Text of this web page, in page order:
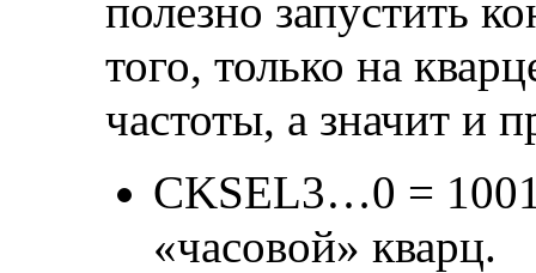
полезно запустить
того, только на
частоты, а значит и
CKSEL3…0 =
«часовой» кварц.